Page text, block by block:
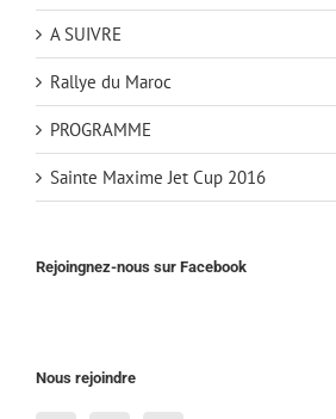
A SUIVRE
Rallye du Maroc
PROGRAMME
Sainte Maxime Jet Cup 2016
Rejoingnez-nous sur Facebook
Nous rejoindre